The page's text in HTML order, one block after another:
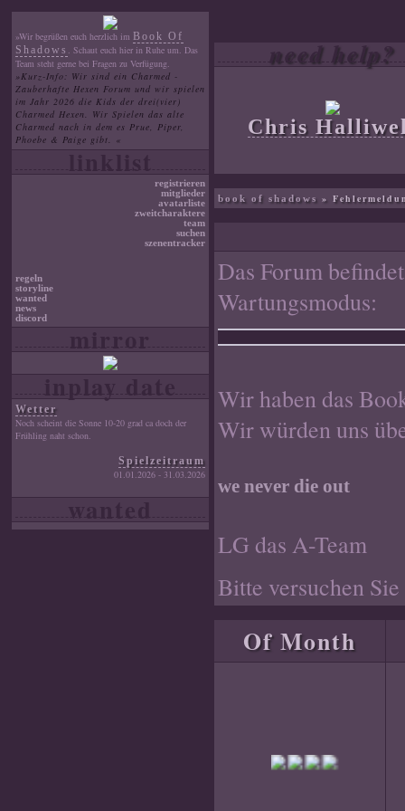
»Wir begrüßen euch herzlich im Book Of
Shadows . Schaut euch hier in Ruhe um. Das
Team steht gerne bei Fragen zu Verfügung.
»Kurz-Info: Wir sind ein Charmed -
Zauberhafte Hexen Forum und wir spielen
im Jahr 2026 die Kids der drei(vier)
Charmed Hexen. Wir Spielen das alte
Charmed nach in dem es Prue, Piper,
Phoebe & Paige gibt. «
linklist
registrieren
mitglieder
avatarliste
zweitcharaktere
team
suchen
szenentracker
regeln
storyline
wanted
news
discord
mirror
inplay date
Wetter
Noch scheint die Sonne 10-20 grad ca doch der
Frühling naht schon.
Spielzeitraum
01.01.2026 - 31.03.2026
wanted
need help?
Chris
book of shadows »
Das Forum
Wartungsmodus:
Wir haben das
Wir würden uns
we never die out
LG das A-Team
Bitte versuchen
Of Month